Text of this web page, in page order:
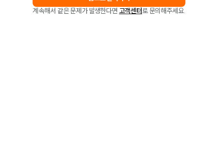
계속해서 같은 문제가 발생한다면 고객센터로 문의해주세요.